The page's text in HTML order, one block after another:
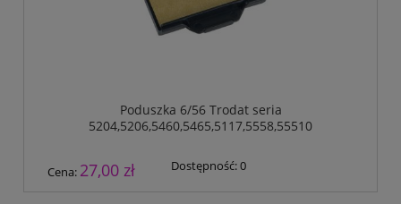
Poduszka 6/56 Trodat seria
5204,5206,5460,5465,5117,5558,55510
Cena: 27,00 zł Dostępność:0